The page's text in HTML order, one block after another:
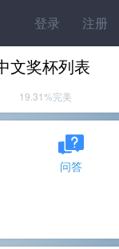
登录 注册
文奖杯列表
19.31%完美
问答